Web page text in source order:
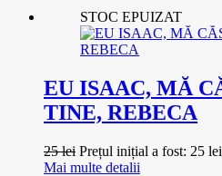
STOC EPUIZAT
EU ISAAC, MĂ
TINE, REBECA
25lei Prețul inițial a fost: 25
Mai multe detalii